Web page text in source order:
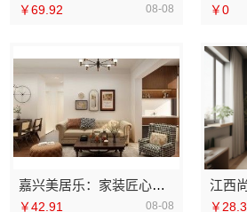
￥69.92 08-08 ￥0
嘉兴美居乐：家装匠心施工质量保障
￥42.91 08-08 ￥